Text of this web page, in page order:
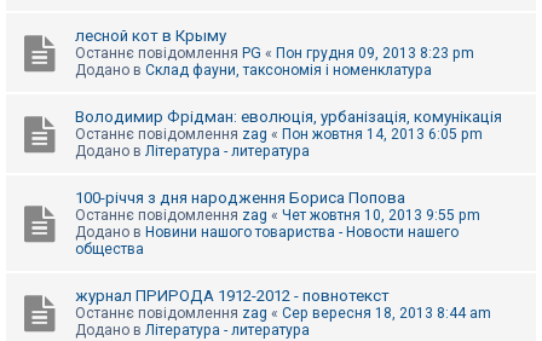
е
и
е
лесной кот в Крыму
Останнє повідомлення PG « Пон грудня 09, 2013 8:23 pm
Додано в Склад фауни, таксономія і номенклатура
Володимир Фрідман: еволюція, урбанізація, комунікація
Останнє повідомлення zag « Пон жовтня 14, 2013 6:05 pm
Додано в Література - литература
100-річчя з дня народження Бориса Попова
Останнє повідомлення zag « Чет жовтня 10, 2013 9:55 pm
Додано в Новини нашого товариства - Новости нашего
общества
журнал ПРИРОДА 1912-2012 - повнотекст
Останнє повідомлення zag « Сер вересня 18, 2013 8:44 am
Додано в Література - литература